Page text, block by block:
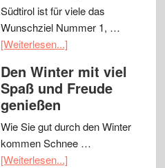
Südtirol ist für viele das
Wunschziel Nummer 1, …
[Weiterlesen...]
Den Winter mit viel
Spaß und Freude
genießen
Wie Sie gut durch den Winter
kommen Schnee …
[Weiterlesen...]